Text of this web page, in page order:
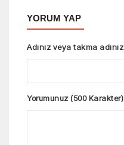
YORUM YAP
Adınız veya takma adınız
Yorumunuz (500 Karakter)